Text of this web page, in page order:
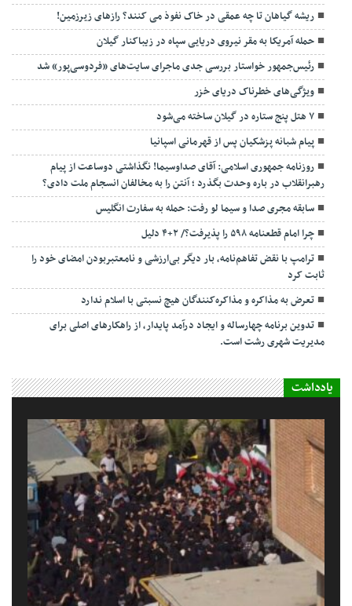
ریشه گیاهان تا چه عمقی در خاک نفوذ می کنند؟ رازهای زیرزمین!
حمله آمریکا به مقر نیروی دریایی سپاه در زیباکنار گیلان
رئیس‌جمهور خواستار بررسی جدی ماجرای سایت‌های «فردوسی‌پور» شد
ویژگی‌های خطرناک دریای خزر
۷ هتل پنج ستاره در گیلان ساخته می‌شود
پیام شبانه پزشکیان پس از قهرمانی اسپانیا
روزنامه جمهوری اسلامی: آقای صداوسیما! نگذاشتی دوساعت از پیام
رهبرانقلاب در باره وحدت بگذرد ؛ آنتن را به مخالفان انسجام ملت دادی؟
سابقه مجری صدا و سیما لو رفت: حمله به سفارت انگلیس
چرا امام قطعنامه ۵۹۸ را پذیرفت؟/ ۲+۴ دلیل
ترامپ با نقض تفاهم‌نامه، بار دیگر بی‌ارزشی و نامعتبربودن امضای خود را
ثابت کرد
تعرض به مذاکره و مذاکره‌کنندگان هیچ نسبتی با اسلام ندارد
تدوین برنامه چهارساله و ایجاد درآمد پایدار، از راهکارهای اصلی برای
مدیریت شهری رشت است.
یادداشت